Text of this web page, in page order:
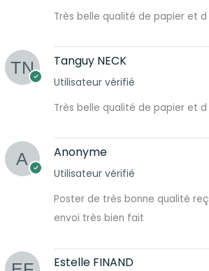
Très belle qualité de papier et d
Tanguy NECK
Utilisateur vérifié
Très belle qualité de papier et d
Anonyme
Utilisateur vérifié
Poster de très bonne qualité
envoi très bien fait
Estelle FINAND